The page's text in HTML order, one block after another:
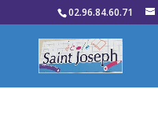
02.96.84.60.71